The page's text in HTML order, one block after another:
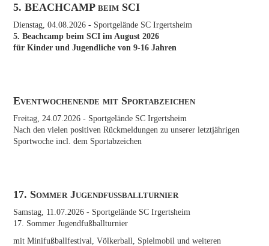
5. BEACHCAMP beim SCI
Dienstag, 04.08.2026 - Sportgelände SC Irgertsheim
5. Beachcamp beim SCI im August 2026
für Kinder und Jugendliche von 9-16 Jahren
Eventwochenende mit Sportabzeichen
Freitag, 24.07.2026 - Sportgelände SC Irgertsheim
Nach den vielen positiven Rückmeldungen zu unserer letztjährigen
Sportwoche incl. dem Sportabzeichen
17. Sommer Jugendfußballturnier
Samstag, 11.07.2026 - Sportgelände SC Irgertsheim
17. Sommer Jugendfußballturnier
mit Minifußballfestival, Völkerball, Spielmobil und weiteren